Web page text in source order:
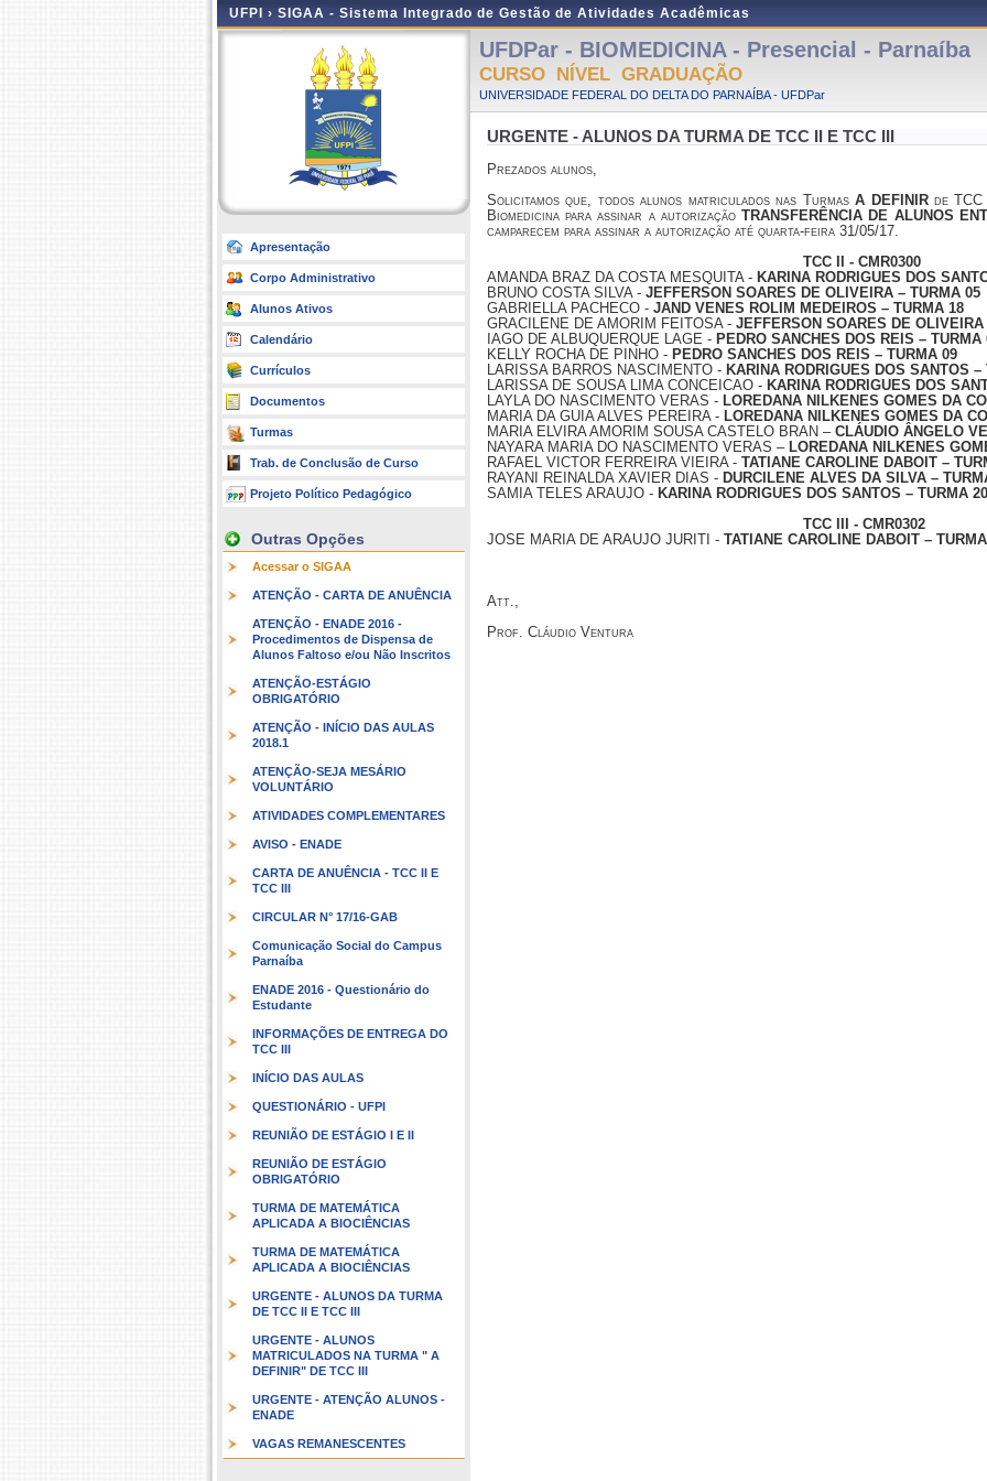
UFPI › SIGAA - Sistema Integrado de Gestão de Atividades Acadêmicas
Apresentação
Corpo Administrativo
Alunos Ativos
Calendário
Currículos
Documentos
Turmas
Trab. de Conclusão de Curso
Projeto Político Pedagógico
Outras Opções
Acessar o SIGAA
ATENÇÃO - CARTA DE ANUÊNCIA
ATENÇÃO - ENADE 2016 -
Procedimentos de Dispensa de
Alunos Faltoso e/ou Não Inscritos
ATENÇÃO-ESTÁGIO
OBRIGATÓRIO
ATENÇÃO - INÍCIO DAS AULAS
2018.1
ATENÇÃO-SEJA MESÁRIO
VOLUNTÁRIO
ATIVIDADES COMPLEMENTARES
AVISO - ENADE
CARTA DE ANUÊNCIA - TCC II E
TCC III
CIRCULAR N° 17/16-GAB
Comunicação Social do Campus
Parnaíba
ENADE 2016 - Questionário do
Estudante
INFORMAÇÕES DE ENTREGA DO
TCC III
INÍCIO DAS AULAS
QUESTIONÁRIO - UFPI
REUNIÃO DE ESTÁGIO I E II
REUNIÃO DE ESTÁGIO
OBRIGATÓRIO
TURMA DE MATEMÁTICA
APLICADA A BIOCIÊNCIAS
TURMA DE MATEMÁTICA
APLICADA A BIOCIÊNCIAS
URGENTE - ALUNOS DA TURMA
DE TCC II E TCC III
URGENTE - ALUNOS
MATRICULADOS NA TURMA " A
DEFINIR" DE TCC III
URGENTE - ATENÇÃO ALUNOS -
ENADE
VAGAS REMANESCENTES
UFDPar - BIOMEDICINA - Presencial - Parnaíba
CURSO NÍVEL GRADUAÇÃO
UNIVERSIDADE FEDERAL DO DELTA DO PARNAÍBA - UFDPar
URGENTE - ALUNOS DA TURMA DE TCC II E TCC III
Prezados alunos,
Solicitamos que, todos alunos matriculados nas TurmasA DEFINIRde TCC
Biomedicina para assinar a autorizaçãoTRANSFERÊNCIA DE ALUNOS
camparecem para assinar a autorização até quarta-feira 31/05/17.
TCC II - CMR0300
AMANDA BRAZ DA COSTA MESQUITA - KARINA RODRIGUES DOS
BRUNO COSTA SILVA - JEFFERSON SOARES DE OLIVEIRA – TURMA 05
GABRIELLA PACHECO - JAND VENES ROLIM MEDEIROS – TURMA 18
GRACILENE DE AMORIM FEITOSA - JEFFERSON SOARES DE OLIVEIRA
IAGO DE ALBUQUERQUE LAGE - PEDRO SANCHES DOS REIS – TURMA
KELLY ROCHA DE PINHO - PEDRO SANCHES DOS REIS – TURMA 09
LARISSA BARROS NASCIMENTO - KARINA RODRIGUES DOS SANTOS –
LARISSA DE SOUSA LIMA CONCEICAO - KARINA RODRIGUES DOS
LAYLA DO NASCIMENTO VERAS - LOREDANA NILKENES GOMES DA
MARIA DA GUIA ALVES PEREIRA - LOREDANA NILKENES GOMES DA
MARIA ELVIRA AMORIM SOUSA CASTELO BRAN – CLÁUDIO ÂNGELO
NAYARA MARIA DO NASCIMENTO VERAS – LOREDANA NILKENES
RAFAEL VICTOR FERREIRA VIEIRA - TATIANE CAROLINE DABOIT –
RAYANI REINALDA XAVIER DIAS - DURCILENE ALVES DA SILVA –
SAMIA TELES ARAUJO - KARINA RODRIGUES DOS SANTOS – TURMA 20
TCC III - CMR0302
JOSE MARIA DE ARAUJO JURITI - TATIANE CAROLINE DABOIT –
Att.,
Prof. Cláudio Ventura